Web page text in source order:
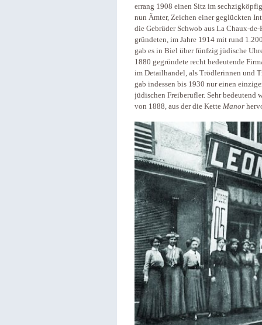
errang 1908 einen Sitz im
nun Ämter, Zeichen einer geglückten
die Gebrüder Schwob aus La Chaux-
gründeten, im Jahre 1914 mit rund
gab es in Biel über fünfzig jüdische
1880 gegründete recht bedeutende
im Detailhandel, als Trödlerinnen und
gab indessen bis 1930 nur einen
jüdischen Freiberufler. Sehr bedeutend
von 1888, aus der die Kette Manor